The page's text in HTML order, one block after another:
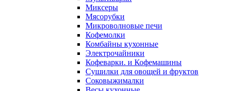
Миксеры
Мясорубки
Микроволновые печи
Кофемолки
Комбайны кухонные
Электрочайники
Кофеварки. и Кофемашины
Сушилки для овощей и фруктов
Соковыжималки